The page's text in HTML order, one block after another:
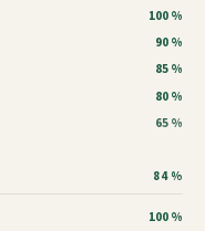
100 %
90 %
85 %
80 %
65 %
84 %
100 %